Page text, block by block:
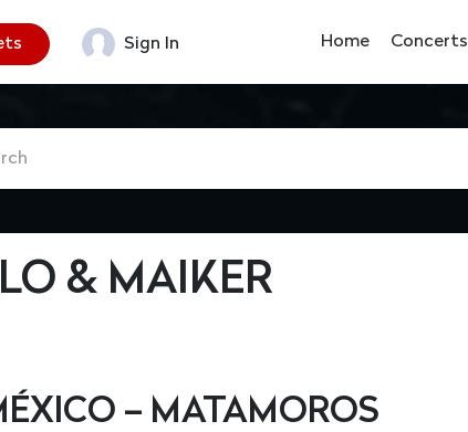
Sign In Home Concerts
& MAIKER
– MATAMOROS